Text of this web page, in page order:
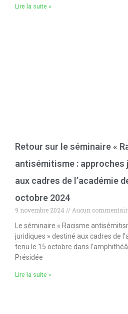
Lire la suite »
Retour sur le séminaire «
antisémitisme : approches
aux cadres de l’académie
octobre 2024
9 novembre 2024
Aucun
Le séminaire « Racisme
juridiques » destiné aux cadres de
tenu le 15 octobre dans
Présidée
Lire la suite »